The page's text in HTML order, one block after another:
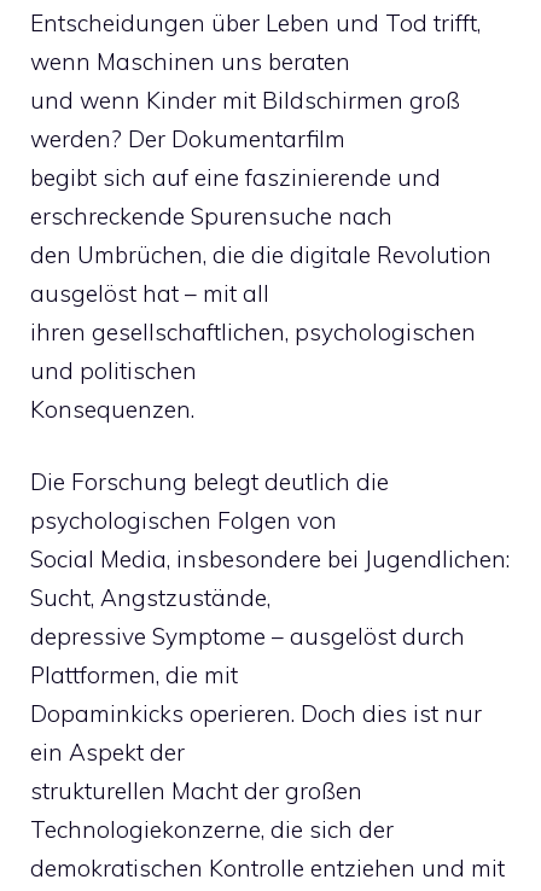
Entscheidungen über Leben und Tod trifft,
wenn Maschinen uns beraten
und wenn Kinder mit Bildschirmen groß
werden? Der Dokumentarfilm
begibt sich auf eine faszinierende und
erschreckende Spurensuche nach
den Umbrüchen, die die digitale Revolution
ausgelöst hat – mit all
ihren gesellschaftlichen, psychologischen
und politischen
Konsequenzen.
Die Forschung belegt deutlich die
psychologischen Folgen von
Social Media, insbesondere bei Jugendlichen:
Sucht, Angstzustände,
depressive Symptome – ausgelöst durch
Plattformen, die mit
Dopaminkicks operieren. Doch dies ist nur
ein Aspekt der
strukturellen Macht der großen
Technologiekonzerne, die sich der
demokratischen Kontrolle entziehen und mit